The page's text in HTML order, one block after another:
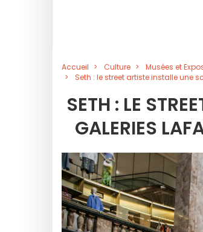
Accueil Culture
Musées et
Seth : le street artiste installe une
SETH : LE
GALERIES